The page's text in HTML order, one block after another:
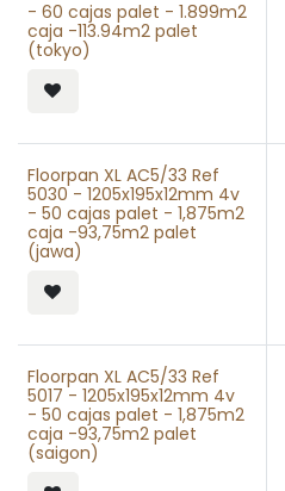
- 60 cajas palet - 1.899m2
caja -113.94m2 palet
(tokyo)
Floorpan XL AC5/33 Ref
5030 - 1205x195x12mm 4v
- 50 cajas palet - 1,875m2
caja -93,75m2 palet
(jawa)
Floorpan XL AC5/33 Ref
5017 - 1205x195x12mm 4v
- 50 cajas palet - 1,875m2
caja -93,75m2 palet
(saigon)